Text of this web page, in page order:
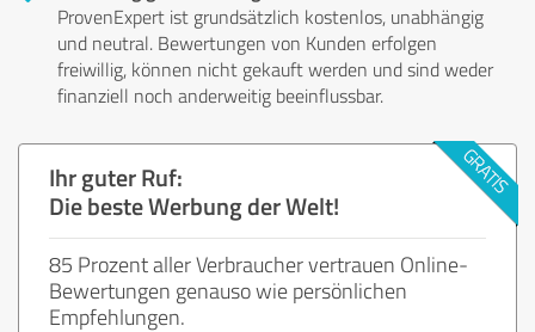
ProvenExpert ist grundsätzlich kostenlos, unabhängig
und neutral. Bewertungen von Kunden erfolgen
freiwillig, können nicht gekauft werden und sind weder
finanziell noch anderweitig beeinflussbar.
Ihr guter Ruf:
Die beste Werbung der Welt!
85 Prozent aller Verbraucher vertrauen Online-
Bewertungen genauso wie persönlichen
Empfehlungen.